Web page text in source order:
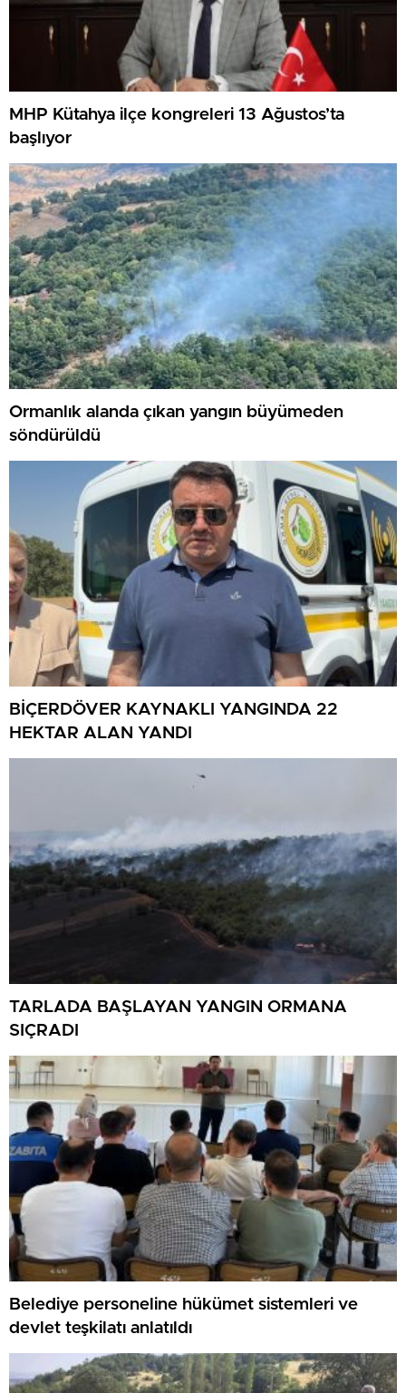
MHP Kütahya ilçe kongreleri 13 Ağustos’ta
başlıyor
Ormanlık alanda çıkan yangın büyümeden
söndürüldü
BİÇERDÖVER KAYNAKLI YANGINDA 22
HEKTAR ALAN YANDI
TARLADA BAŞLAYAN YANGIN ORMANA
SIÇRADI
Belediye personeline hükümet sistemleri ve
devlet teşkilatı anlatıldı